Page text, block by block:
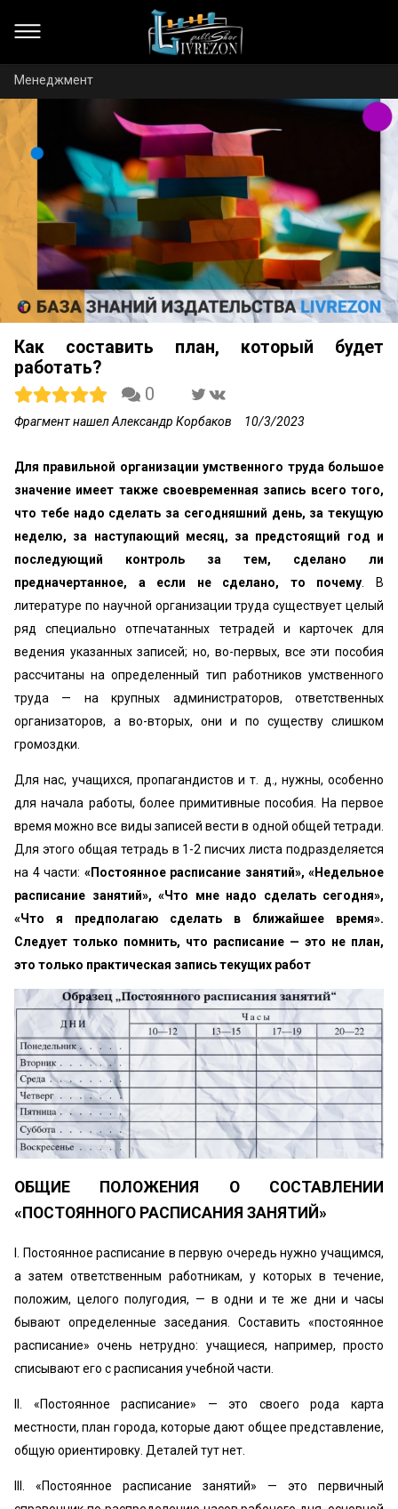
Менеджмент
Как составить план, который будет
работать?
0
Фрагмент нашел Александр Корбаков 10/3/2023
Для правильной организации умственного труда большое
значение имеет также своевременная запись всего того,
что тебе надо сделать за сегодняшний день, за текущую
неделю, за наступающий месяц, за предстоящий год и
последующий контроль за тем, сделано ли
предначертанное, а если не сделано, то почему . В
литературе по научной организации труда существует целый
ряд специально отпечатанных тетрадей и карточек для
ведения указанных записей; но, во-первых, все эти пособия
рассчитаны на определенный тип работников умственного
труда — на крупных администраторов, ответственных
организаторов, а во-вторых, они и по существу слишком
громоздки.
Для нас, учащихся, пропагандистов и т. д., нужны, особенно
для начала работы, более примитивные пособия. На первое
время можно все виды записей вести в одной общей тетради.
Для этого общая тетрадь в 1-2 писчих листа подразделяется
на 4 части: «Постоянное расписание занятий», «Недельное
расписание занятий», «Что мне надо сделать сегодня»,
«Что я предполагаю сделать в ближайшее время».
Следует только помнить, что расписание — это не план,
это только практическая запись текущих работ
ОБЩИЕ ПОЛОЖЕНИЯ О СОСТАВЛЕНИИ
«‎ПОСТОЯННОГО РАСПИСАНИЯ ЗАНЯТИЙ»
I. Постоянное расписание в первую очередь нужно учащимся,
а затем ответственным работникам, у которых в течение,
положим, целого полугодия, — в одни и те же дни и часы
бывают определенные заседания. Составить «постоянное
расписание» очень нетрудно: учащиеся, например, просто
списывают его с расписания учебной части.
II. «Постоянное расписание» — это своего рода карта
местности, план города, которые дают общее представление,
общую ориентировку. Деталей тут нет.
III. «Постоянное расписание занятий» — это первичный